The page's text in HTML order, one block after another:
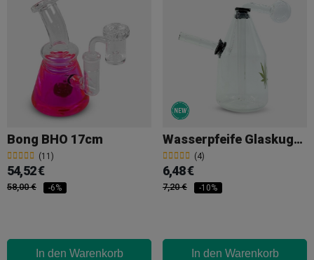
Bong BHO 17cm
(11)
54,52 €
58,00 € -6%
In den Warenkorb
Wasserpfeife Glaskugel 14 Cm Birne
(4)
6,48 €
7,20 € -10%
In den Warenkorb